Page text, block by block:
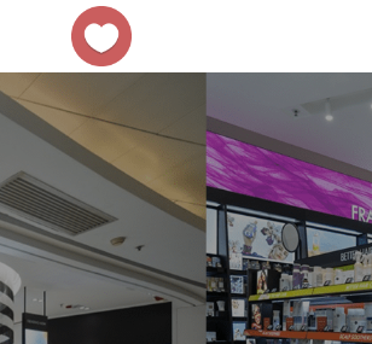
商品分類